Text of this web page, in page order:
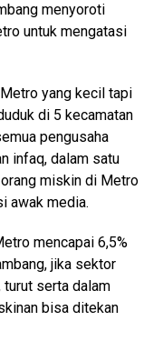
menyoroti
untuk mengatasi
yang kecil tapi
di 5 kecamatan
pengusaha
infaq, dalam satu
miskin di Metro
awak media.
mencapai 6,5%
jika sektor
turut serta dalam
bisa ditekan